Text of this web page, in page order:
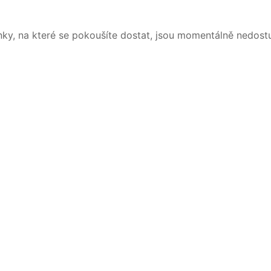
na které se pokoušíte dostat, jsou momentálně